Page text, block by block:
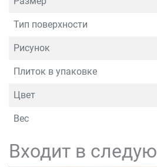
Тип поверхности
Рисунок
Плиток в упаковке
Цвет
Вес
Входит в